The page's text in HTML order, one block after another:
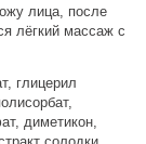
лица, после
лёгкий массаж с
глицерил
диметикон,